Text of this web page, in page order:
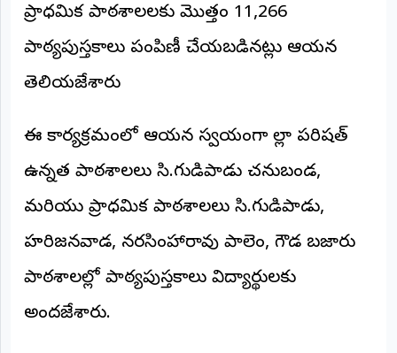
రిపోర్టర్స్
(REPORTERS
చేరండి
లాగిన్
(Login)
©
ప్రాధమిక పాఠశాలలకు మొత్తం 11,266
పాఠ్యపుస్తకాలు పంపిణీ చేయబడినట్లు ఆయన
తెలియజేశారు
ఈ కార్యక్రమంలో ఆయన స్వయంగా జిల్లా పరిషత్
ఉన్నత పాఠశాలలు సి.గుడిపాడు చనుబండ,
మరియు ప్రాధమిక పాఠశాలలు సి.గుడిపాడు,
హరిజనవాడ, నరసింహారావు పాలెం, గౌడ బజారు
పాఠశాలల్లో పాఠ్యపుస్తకాలు విద్యార్థులకు
అందజేశారు.